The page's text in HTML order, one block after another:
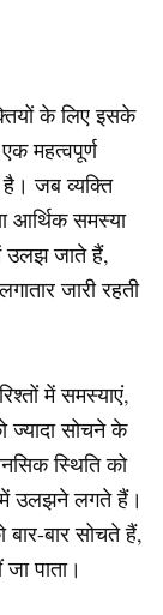
के लिए इसके
महत्वपूर्ण
जब व्यक्ति
आर्थिक समस्या
उलझ जाते हैं,
जारी रहती
में समस्याएं,
ज्यादा सोचने के
स्थिति को
में उलझने लगते हैं।
बार सोचते हैं,
पाता।